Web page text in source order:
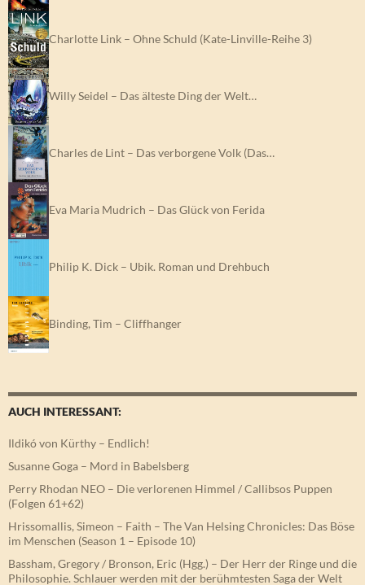
Charlotte Link – Ohne Schuld (Kate-Linville-Reihe 3)
Willy Seidel – Das älteste Ding der Welt…
Charles de Lint – Das verborgene Volk (Das…
Eva Maria Mudrich – Das Glück von Ferida
Philip K. Dick – Ubik. Roman und Drehbuch
Binding, Tim – Cliffhanger
AUCH INTERESSANT:
Ildikó von Kürthy – Endlich!
Susanne Goga – Mord in Babelsberg
Perry Rhodan NEO – Die verlorenen Himmel / Callibsos Puppen
(Folgen 61+62)
Hrissomallis, Simeon – Faith – The Van Helsing Chronicles: Das Böse
im Menschen (Season 1 – Episode 10)
Bassham, Gregory / Bronson, Eric (Hgg.) – Der Herr der Ringe und die
Philosophie. Schlauer werden mit der berühmtesten Saga der Welt